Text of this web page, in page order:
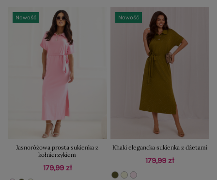
Nowość
Jasnoróżowa prosta sukienka z
kołnierzykiem
179,99 zł
Nowość
Khaki elegancka sukienka z dżetami
179,99 zł